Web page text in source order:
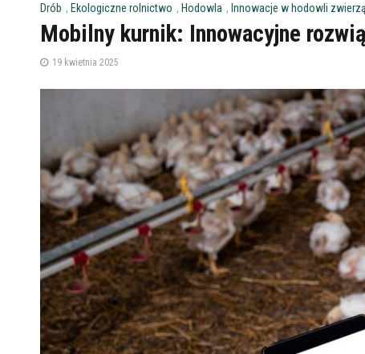
Drób , Ekologiczne rolnictwo , Hodowla , Innowacje w hodowli
Mobilny kurnik: Innowacyjne
19 kwietnia 2025